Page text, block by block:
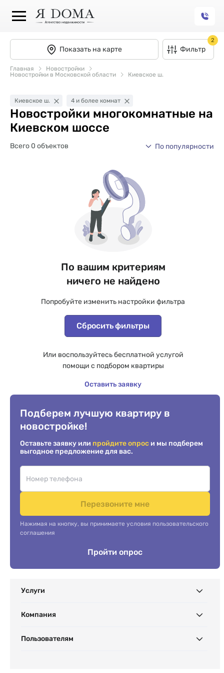
Показать на карте Фильтр
2
Главная
Новостройки
Новостройки в Московской области
Киевское ш.
Киевское ш. 4 и более комнат
Новостройки многокомнатные на
Киевском шоссе
Всего 0 объектов По популярности
По вашим критериям
ничего не найдено
Попробуйте изменить настройки фильтра
Сбросить фильтры
Или воспользуйтесь бесплатной услугой
помощи с подбором квартиры
Оставить заявку
Подберем лучшую квартиру в
новостройке!
Оставьте заявку или пройдите опрос и мы подберем
выгодное предложение для вас.
Перезвоните мне
Нажимая на кнопку, вы принимаете условия пользовательского
соглашения
Пройти опрос
Услуги
Компания
Пользователям